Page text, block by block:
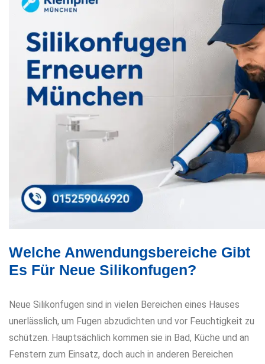
Welche Anwendungsbereiche Gibt
Es Für Neue Silikonfugen?
Neue Silikonfugen sind in vielen Bereichen eines Hauses
unerlässlich, um Fugen abzudichten und vor Feuchtigkeit zu
schützen. Hauptsächlich kommen sie in Bad, Küche und an
Fenstern zum Einsatz, doch auch in anderen Bereichen